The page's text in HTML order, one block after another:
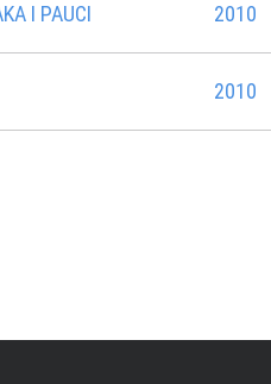
I PAUCI 2010
2010